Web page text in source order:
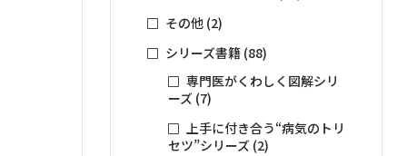
その他 (2)
シリーズ書籍 (88)
専門医がくわしく図解シリ
ーズ (7)
上手に付き合う“病気のトリ
セツ”シリーズ (2)